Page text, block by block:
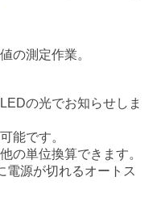
の測定作業。
の光でお知らせしま
能です。
の単位換算できます。
電源が切れるオートス